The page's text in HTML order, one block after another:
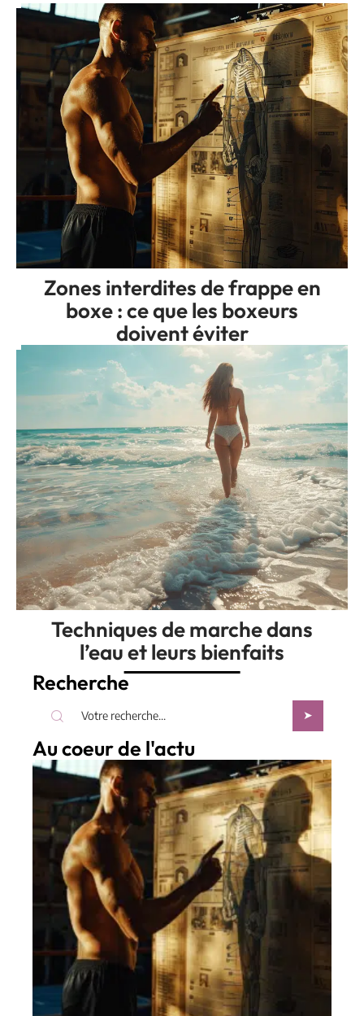
Zones interdites de frappe en
boxe : ce que les boxeurs
doivent éviter
Techniques de marche dans
l’eau et leurs bienfaits
Recherche
Au coeur de l'actu